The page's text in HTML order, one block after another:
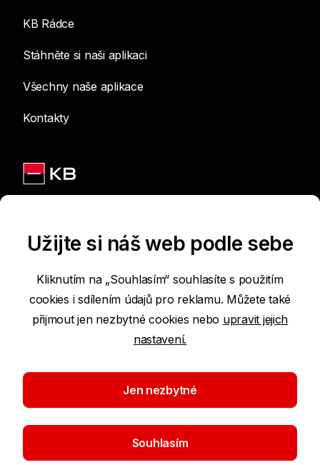
KB Rádce
Stáhněte si naši aplikaci
Všechny naše aplikace
Kontakty
Podmínky používání internetových stránek
Prohlášení o přístupnosti
Ochrana osobních údajů
©2026 Komerční banka
Užijte si náš web podle sebe
Kliknutím na „Souhlasím“ souhlasíte s použitím
cookies i sdílením údajů pro reklamu. Můžete také
přijmout jen nezbytné cookies nebo upravit jejich
nastavení.
Jen nezbytné
Souhlasím